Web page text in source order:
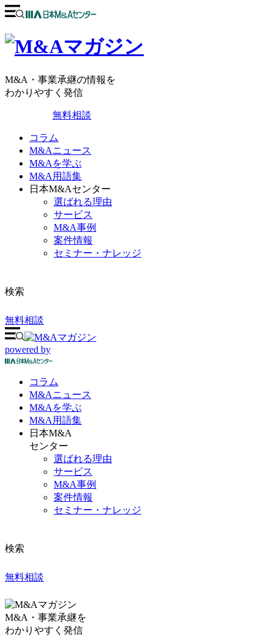
M&A・事業承継の情報を
わかりやすく発信
無料相談
コラム
M&Aニュース
M&Aを学ぶ
M&A用語集
日本M&Aセンター
選ばれる理由
サービス
M&A事例
案件情報
セミナー・ナレッジ
検索
無料相談
powered by
コラム
M&Aニュース
M&Aを学ぶ
M&A 用語集
日本M&A
センター
選ばれる理由
サービス
M&A事例
案件情報
セミナー・ナレッジ
検索
無料相談
M&A・事業承継を
わかりやすく発信